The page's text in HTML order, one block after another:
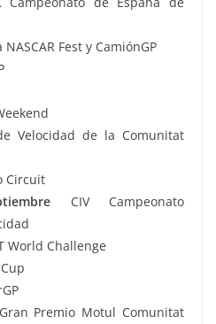
NASCAR Fest y CamiónGP
Velocidad de la Comunitat
Circuit
CIV Campeonato
World Challenge
Premio Motul Comunitat